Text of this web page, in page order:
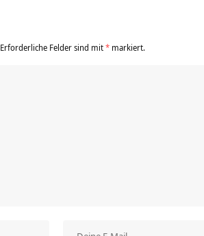
Erforderliche Felder sind mit* markiert.